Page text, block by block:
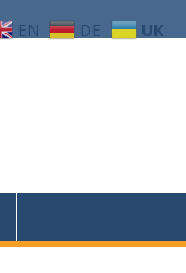
EN DE UK